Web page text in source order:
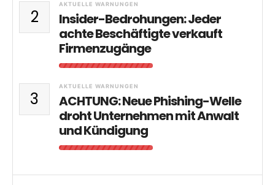
2
AKTUELLE WARNUNGEN
Insider-Bedrohungen: Jeder
achte Beschäftigte verkauft
Firmenzugänge
3
AKTUELLE WARNUNGEN
ACHTUNG: Neue Phishing-Welle
droht Unternehmen mit Anwalt
und Kündigung